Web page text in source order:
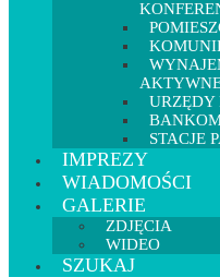
URZĘDY
STACJE
IMPREZY
WIADOMOŚCI
GALERIE
ZDJĘCIA
WIDEO
SZUKAJ